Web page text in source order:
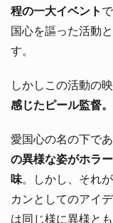
程の一大イベント
国心を謳った活動
す。
しかしこの活動の映
感じたピール監督。
愛国心の名の下で
の異様な姿がホラ
味。しかし、それ
カンとしてのアイ
は同じ様に異様と